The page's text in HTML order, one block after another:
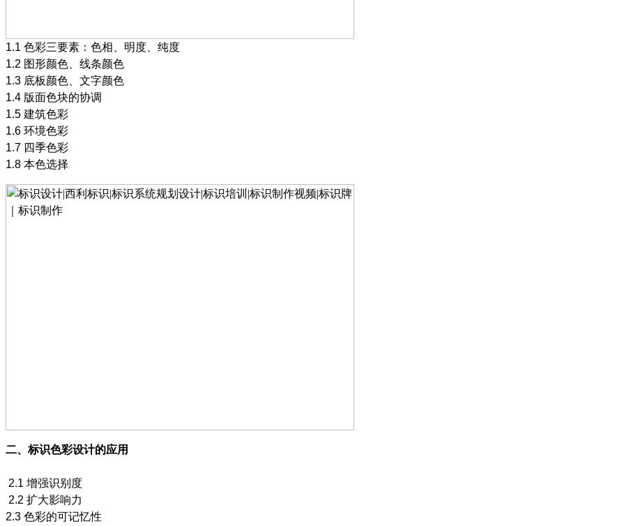
1.1 色彩三要素：色相、明度、纯度
1.2 图形颜色、线条颜色
1.3 底板颜色、文字颜色
1.4 版面色块的协调
1.5 建筑色彩
1.6 环境色彩
1.7 四季色彩
1.8 本色选择
二、标识色彩设计的应用
2.1 增强识别度
2.2 扩大影响力
2.3 色彩的可记忆性